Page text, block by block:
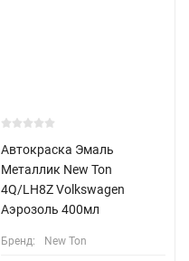
Автокраска Эмаль
Металлик New Ton
4Q/LH8Z Volkswagen
Аэрозоль 400мл
Бренд: New Ton